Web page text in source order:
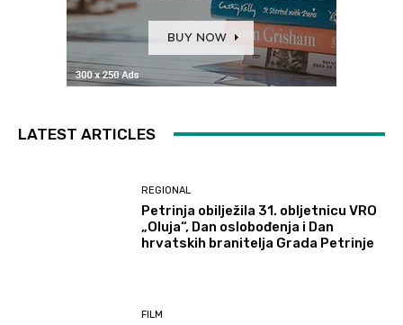
LATEST ARTICLES
REGIONAL
Petrinja obilježila 31. obljetnicu VRO
„Oluja“, Dan oslobođenja i Dan
hrvatskih branitelja Grada Petrinje
FILM